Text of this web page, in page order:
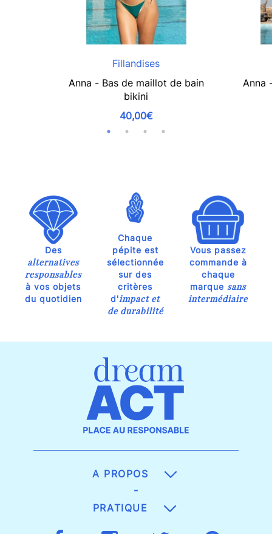
Fillandises
Anna - Bas de maillot de bain
bikini
40,00€
Anna
Des
alternatives
responsables
à vos objets
du quotidien
Chaque
pépite est
sélectionnée
sur des
critères
d'impact et
de durabilité
Vous passez
commande à
chaque
marque sans
intermédiaire
A PROPOS
-
PRATIQUE